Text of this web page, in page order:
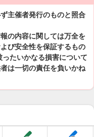
主催者発行のものと照合
の内容に関しては万全を
び安全性を保証するもの
たいかなる損害について
は一切の責任を負いかね